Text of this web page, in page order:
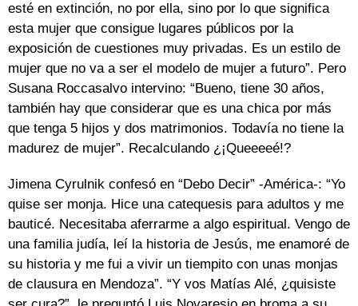
esté en extinción, no por ella, sino por lo que significa
esta mujer que consigue lugares públicos por la
exposición de cuestiones muy privadas. Es un estilo de
mujer que no va a ser el modelo de mujer a futuro”. Pero
Susana Roccasalvo intervino: “Bueno, tiene 30 años,
también hay que considerar que es una chica por más
que tenga 5 hijos y dos matrimonios. Todavía no tiene la
madurez de mujer”. Recalculando ¿¡Queeeeé!?
Jimena Cyrulnik confesó en “Debo Decir” -América-: “Yo
quise ser monja. Hice una catequesis para adultos y me
bauticé. Necesitaba aferrarme a algo espiritual. Vengo de
una familia judía, leí la historia de Jesús, me enamoré de
su historia y me fui a vivir un tiempito con unas monjas
de clausura en Mendoza”. “Y vos Matías Alé, ¿quisiste